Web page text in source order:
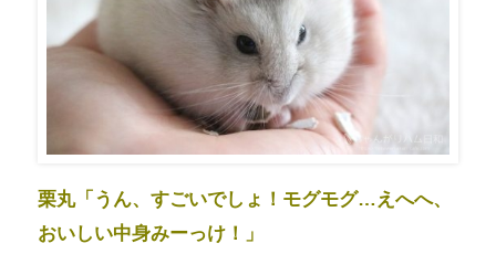
栗丸「うん、すごいでしょ！モグモグ…えへへ、
おいしい中身みーっけ！」